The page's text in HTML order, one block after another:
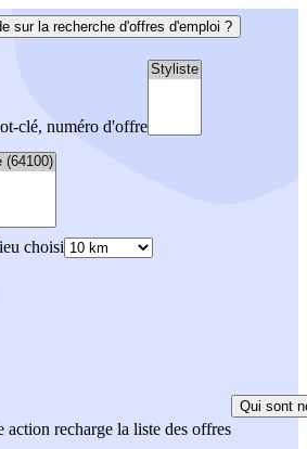
sur la recherche d'offres d'emploi ?
clé, numéro d'offre
choisi
action recharge la liste des offres
Qui sont